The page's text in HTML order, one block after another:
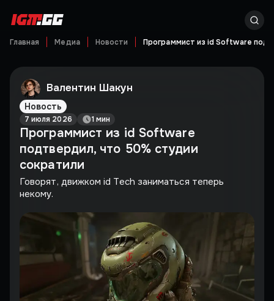
Главная Медиа Новости Программист из id Software
Валентин Шакун
Новость
7 июля 2026 1 мин
Программист из id Software
подтвердил, что 50% студии
сократили
Говорят, движком id Tech заниматься теперь
некому.